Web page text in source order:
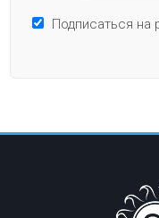
Подписаться на